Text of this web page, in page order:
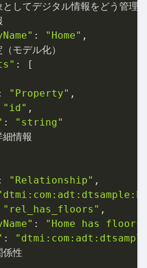
としてデジタル情報をどう管理
: "Home" ,
: [
"Property"
"id"
:
"string"
細情報
"Relationship"
"rel_has_floors"
:
"Home has
:
係性